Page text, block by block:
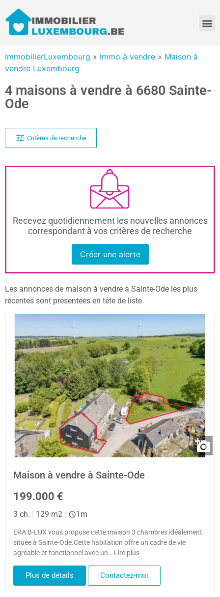
ImmobilierLuxembourg » Immo à vendre » Maison à
vendre Luxembourg
4 maisons à vendre à 6680 Sainte-
Ode
Critères de recherche
Recevez quotidiennement les nouvelles annonces
correspondant à vos critères de recherche
Créer une alerte
Les annonces de maison à vendre à Sainte-Ode les plus
récentes sont présentées en tête de liste.
Maison à vendre à Sainte-Ode
199.000 €
3 ch. | 129 m2 | 1m
ERA B-LUX vous propose cette maison 3 chambres idéalement
située à Sainte-Ode.Cette habitation offre un cadre de vie
agréable et fonctionnel avec un… Lire plus
Plus de détails Contactez-moi